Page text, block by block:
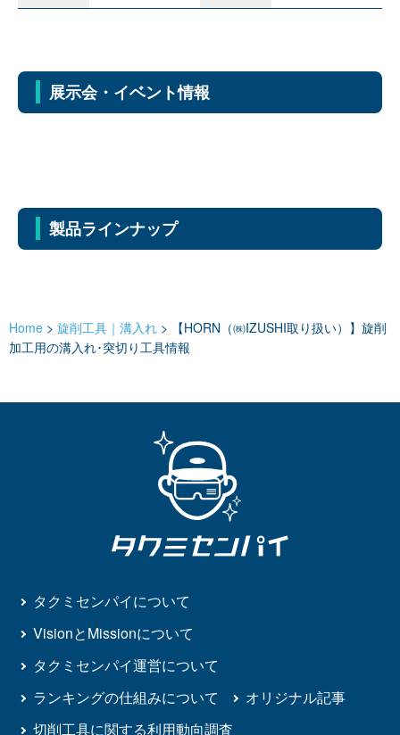
展示会・イベント情報
製品ラインナップ
Home > 旋削工具｜溝入れ >
【HORN（㈱IZUSHI取り扱い）】旋削
加工用の溝入れ･突切り工具情報
タクミセンパイについて
VisionとMissionについて
タクミセンパイ運営について
ランキングの仕組みについて
オリジナル記事
切削工具に関する利用動向調査